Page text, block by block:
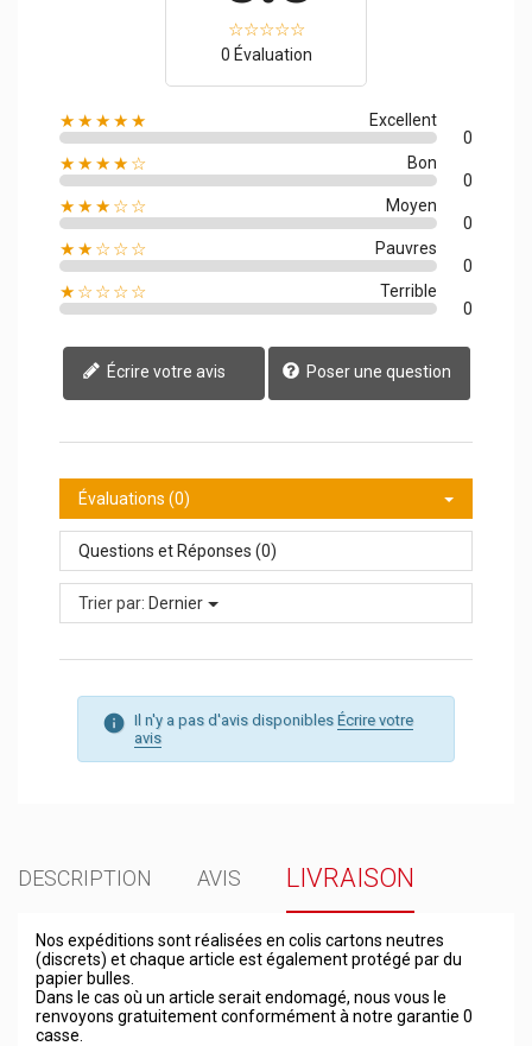
0 Évaluation
★★★★★
Excellent
0
★★★★☆
Bon
0
★★★☆☆
Moyen
0
★★☆☆☆
Pauvres
0
★☆☆☆☆
Terrible
0
Écrire votre avis Poser une question
Évaluations (0)
Questions et Réponses (0)
Trier par: Dernier
Il n'y a pas d'avis disponibles Écrire votre
avis
DESCRIPTION AVIS LIVRAISON
Nos expéditions sont réalisées en colis cartons neutres
(discrets) et chaque article est également protégé par du
papier bulles.
Dans le cas où un article serait endomagé, nous vous le
renvoyons gratuitement conformément à notre garantie 0
casse.